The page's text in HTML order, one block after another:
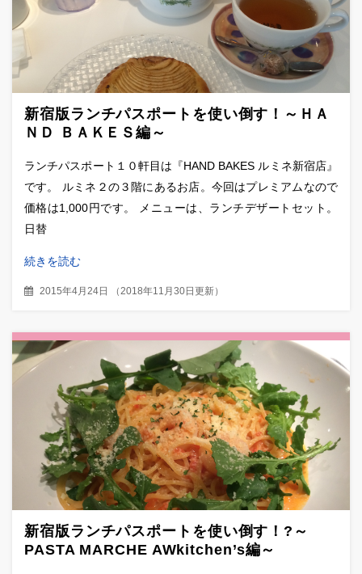
新宿版ランチパスポートを使い倒す！～ＨＡ
ＮＤ ＢＡＫＥＳ編～
ランチパスポート１０軒目は『HAND BAKES ルミネ新宿店』
です。 ルミネ２の３階にあるお店。今回はプレミアムなので
価格は1,000円です。 メニューは、ランチデザートセット。
日替
続きを読む
2015年4月24日 （2018年11月30日更新）
新宿版ランチパスポートを使い倒す！?～
PASTA MARCHE AWkitchen’s編～